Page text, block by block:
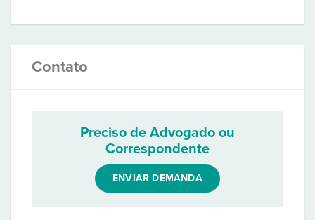
Contato
Preciso de Advogado ou
Correspondente
ENVIAR DEMANDA